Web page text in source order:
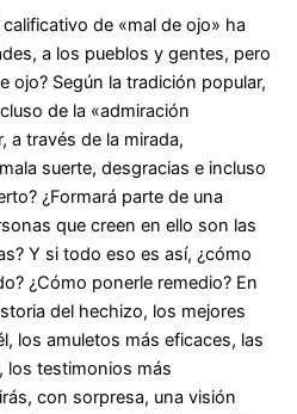
de «mal de ojo» ha
a los pueblos y gentes, pero
ojo? Según la tradición popular,
de la «admiración
a través de la mirada,
suerte, desgracias e incluso
¿Formará parte de una
que creen en ello son las
Y si todo eso es así, ¿cómo
¿Cómo ponerle remedio? En
del hechizo, los mejores
los amuletos más eficaces, las
los testimonios más
con sorpresa, una visión